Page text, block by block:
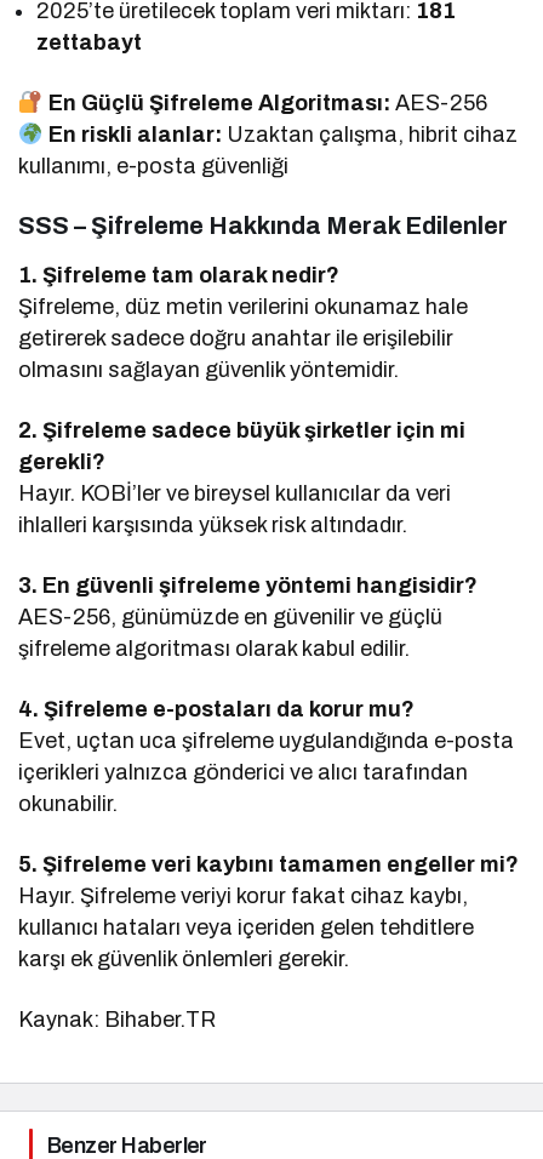
2025’te üretilecek toplam veri miktarı: 181
zettabayt
En Güçlü Şifreleme Algoritması: AES-256
En riskli alanlar: Uzaktan çalışma, hibrit cihaz
kullanımı, e-posta güvenliği
SSS – Şifreleme Hakkında Merak Edilenler
1. Şifreleme tam olarak nedir?
Şifreleme, düz metin verilerini okunamaz hale
getirerek sadece doğru anahtar ile erişilebilir
olmasını sağlayan güvenlik yöntemidir.
2. Şifreleme sadece büyük şirketler için mi
gerekli?
Hayır. KOBİ’ler ve bireysel kullanıcılar da veri
ihlalleri karşısında yüksek risk altındadır.
3. En güvenli şifreleme yöntemi hangisidir?
AES-256, günümüzde en güvenilir ve güçlü
şifreleme algoritması olarak kabul edilir.
4. Şifreleme e-postaları da korur mu?
Evet, uçtan uca şifreleme uygulandığında e-posta
içerikleri yalnızca gönderici ve alıcı tarafından
okunabilir.
5. Şifreleme veri kaybını tamamen engeller mi?
Hayır. Şifreleme veriyi korur fakat cihaz kaybı,
kullanıcı hataları veya içeriden gelen tehditlere
karşı ek güvenlik önlemleri gerekir.
Kaynak: Bihaber.TR
Benzer Haberler